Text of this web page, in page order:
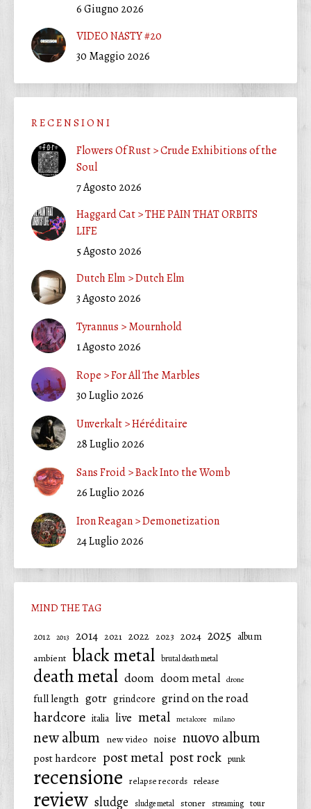
6 Giugno 2026
VIDEO NASTY #20
30 Maggio 2026
R E C E N S I O N I
Flowers Of Rust > Crude Exhibitions of the
Soul
7 Agosto 2026
Haggard Cat > THE PAIN THAT ORBITS
LIFE
5 Agosto 2026
Dutch Elm > Dutch Elm
3 Agosto 2026
Tyrannus > Mournhold
1 Agosto 2026
Rope > For All The Marbles
30 Luglio 2026
Unverkalt > Héréditaire
28 Luglio 2026
Sans Froid > Back Into the Womb
26 Luglio 2026
Iron Reagan > Demonetization
24 Luglio 2026
MIND THE TAG
2012 2013 2014 2021 2022 2023 2024 2025 album
ambient black metal brutal death metal
death metal doom doom metal drone
full length gotr grindcore grind on the road
hardcore italia live metal metalcore milano
new album new video noise nuovo album
post hardcore post metal post rock punk
recensione relapse records release
review sludge sludge metal stoner streaming tour